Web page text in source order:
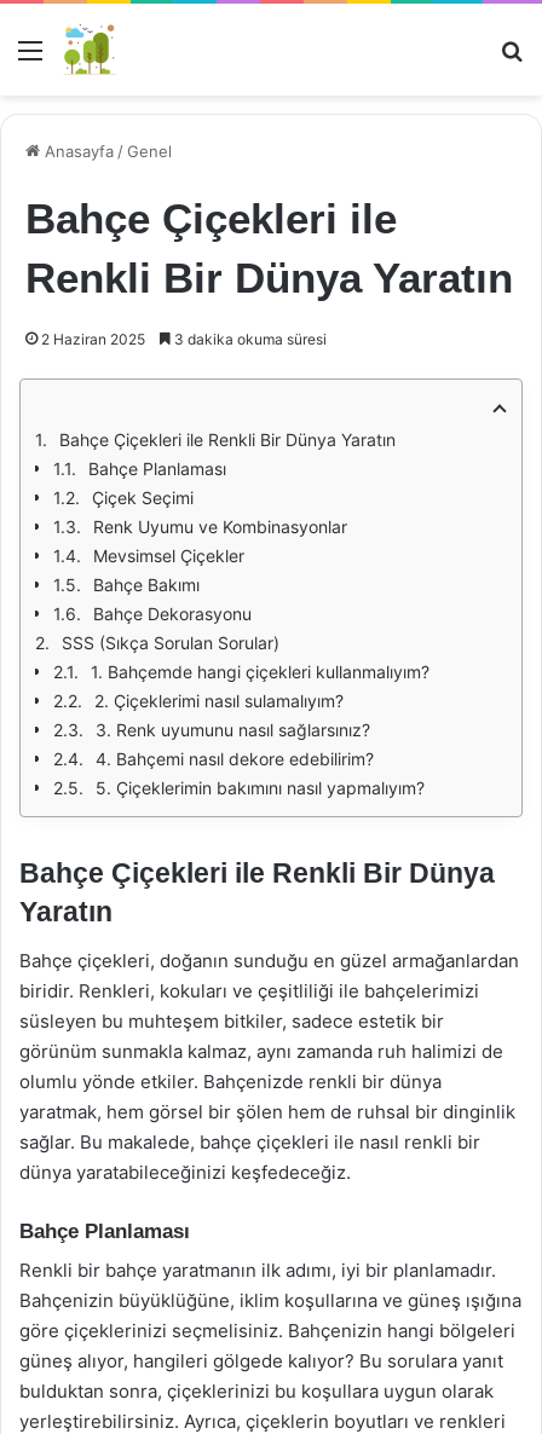
Menü
Anasayfa /Genel
Bahçe Çiçekleri ile
Renkli Bir Dünya Yaratın
2 Haziran 2025 3 dakika okuma süresi
Bahçe Çiçekleri ile Renkli Bir Dünya Yaratın
Bahçe Planlaması
Çiçek Seçimi
Renk Uyumu ve Kombinasyonlar
Mevsimsel Çiçekler
Bahçe Bakımı
Bahçe Dekorasyonu
SSS (Sıkça Sorulan Sorular)
1. Bahçemde hangi çiçekleri kullanmalıyım?
2. Çiçeklerimi nasıl sulamalıyım?
3. Renk uyumunu nasıl sağlarsınız?
4. Bahçemi nasıl dekore edebilirim?
5. Çiçeklerimin bakımını nasıl yapmalıyım?
Bahçe Çiçekleri ile Renkli Bir Dünya
Yaratın
Bahçe çiçekleri, doğanın sunduğu en güzel armağanlardan
biridir. Renkleri, kokuları ve çeşitliliği ile bahçelerimizi
süsleyen bu muhteşem bitkiler, sadece estetik bir
görünüm sunmakla kalmaz, aynı zamanda ruh halimizi de
olumlu yönde etkiler. Bahçenizde renkli bir dünya
yaratmak, hem görsel bir şölen hem de ruhsal bir dinginlik
sağlar. Bu makalede, bahçe çiçekleri ile nasıl renkli bir
dünya yaratabileceğinizi keşfedeceğiz.
Bahçe Planlaması
Renkli bir bahçe yaratmanın ilk adımı, iyi bir planlamadır.
Bahçenizin büyüklüğüne, iklim koşullarına ve güneş ışığına
göre çiçeklerinizi seçmelisiniz. Bahçenizin hangi bölgeleri
güneş alıyor, hangileri gölgede kalıyor? Bu sorulara yanıt
bulduktan sonra, çiçeklerinizi bu koşullara uygun olarak
yerleştirebilirsiniz. Ayrıca, çiçeklerin boyutları ve renkleri